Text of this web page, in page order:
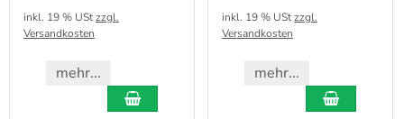
inkl. 19 % UStzzgl.
Versandkosten
mehr...
inkl. 19 % UStzzgl.
Versandkosten
mehr...